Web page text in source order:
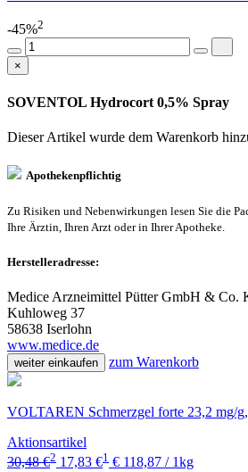
-45%2
×
SOVENTOL Hydrocort 0,5% Spray
Dieser Artikel wurde dem Warenkorb
Apothekenpflichtig
Zu Risiken und Nebenwirkungen lesen Sie die
Ihre Ärztin, Ihren Arzt oder in Ihrer Apotheke.
Herstelleradresse:
Medice Arzneimittel Pütter GmbH & Co.
Kuhloweg 37
58638 Iserlohn
www.medice.de
weiter einkaufen zum Warenkorb
VOLTAREN Schmerzgel forte 23,2 mg/
Aktionsartikel
30,48 €2 17,83 €1 € 118,87 / 1kg